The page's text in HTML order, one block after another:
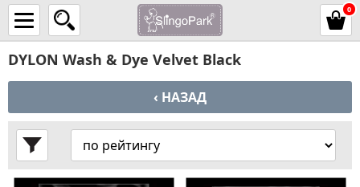
0
DYLON Wash & Dye Velvet Black
‹ НАЗАД